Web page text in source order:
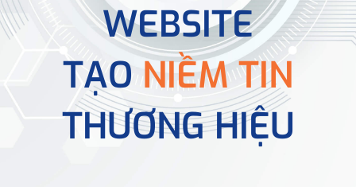
WEBSITE
TẠONIỀM TIN
THƯƠNG HIỆU